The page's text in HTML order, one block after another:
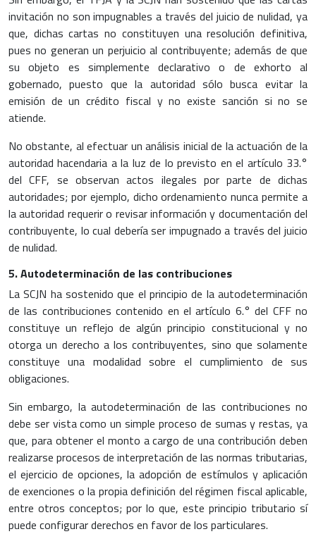
invitación no son impugnables a través del juicio de nulidad, ya
que, dichas cartas no constituyen una resolución definitiva,
pues no generan un perjuicio al contribuyente; además de que
su objeto es simplemente declarativo o de exhorto al
gobernado, puesto que la autoridad sólo busca evitar la
emisión de un crédito fiscal y no existe sanción si no se
atiende.
No obstante, al efectuar un análisis inicial de la actuación de la
autoridad hacendaria a la luz de lo previsto en el artículo 33.°
del CFF, se observan actos ilegales por parte de dichas
autoridades; por ejemplo, dicho ordenamiento nunca permite a
la autoridad requerir o revisar información y documentación del
contribuyente, lo cual debería ser impugnado a través del juicio
de nulidad.
5. Autodeterminación de las contribuciones
La SCJN ha sostenido que el principio de la autodeterminación
de las contribuciones contenido en el artículo 6.° del CFF no
constituye un reflejo de algún principio constitucional y no
otorga un derecho a los contribuyentes, sino que solamente
constituye una modalidad sobre el cumplimiento de sus
obligaciones.
Sin embargo, la autodeterminación de las contribuciones no
debe ser vista como un simple proceso de sumas y restas, ya
que, para obtener el monto a cargo de una contribución deben
realizarse procesos de interpretación de las normas tributarias,
el ejercicio de opciones, la adopción de estímulos y aplicación
de exenciones o la propia definición del régimen fiscal aplicable,
entre otros conceptos; por lo que, este principio tributario sí
puede configurar derechos en favor de los particulares.